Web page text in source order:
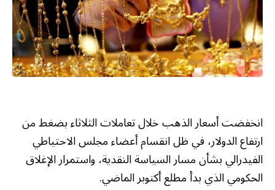
انخفضت أسعار الذهب خلال تعاملات الثلاثاء بضغط من
ارتفاع الدولار، في ظل انقسام أعضاء مجلس الاحتياطي
الفيدرالي بشأن مسار السياسة النقدية، واستمرار الإغلاق
الحكومي الذي بدأ مطلع أكتوبر الماضي.